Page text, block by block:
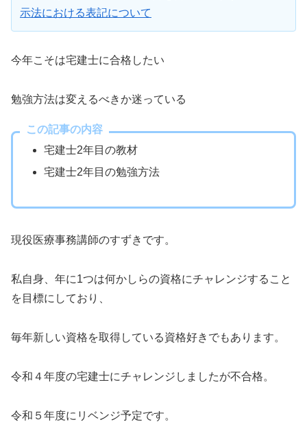
示法における表記について
今年こそは宅建士に合格したい
勉強方法は変えるべきか迷っている
この記事の内容
宅建士2年目の教材
宅建士2年目の勉強方法
現役医療事務講師のすずきです。
私自身、年に1つは何かしらの資格にチャレンジすること
を目標にしており、
毎年新しい資格を取得している資格好きでもあります。
令和４年度の宅建士にチャレンジしましたが不合格。
令和５年度にリベンジ予定です。